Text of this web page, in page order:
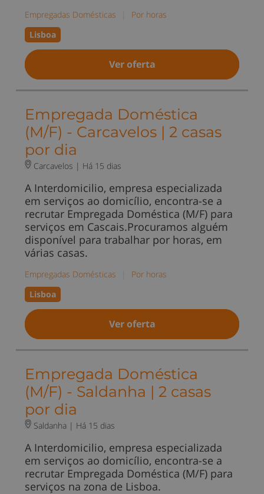
Empregadas Domésticas
Por horas
Lisboa
Ver oferta
Empregada Doméstica
(M/F) - Carcavelos | 2 casas
por dia
Carcavelos | Há 15 dias
A Interdomicilio, empresa especializada
em serviços ao domicílio, encontra-se a
recrutar Empregada Doméstica (M/F) para
serviços em Cascais.Procuramos alguém
disponível para trabalhar por horas, em
várias casas.
Empregadas Domésticas
Por horas
Lisboa
Ver oferta
Empregada Doméstica
(M/F) - Saldanha | 2 casas
por dia
Saldanha | Há 15 dias
A Interdomicilio, empresa especializada
em serviços ao domicílio, encontra-se a
recrutar Empregada Doméstica (M/F) para
serviços na zona de Lisboa.